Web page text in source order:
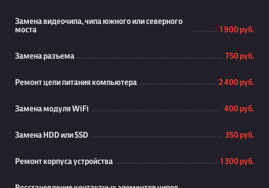
Замена видеочипа, чипа южного или северного
моста
1 900 руб.
Замена разъема 750 руб.
Ремонт цепи питания компьютера 2 400 руб.
Замена модуля WiFi 400 руб.
Замена HDD или SSD 350 руб.
Ремонт корпуса устройства 1 300 руб.